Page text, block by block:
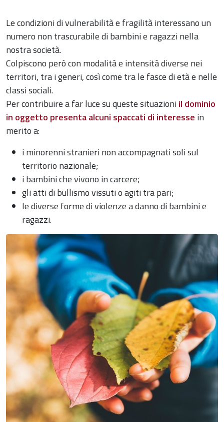
Le condizioni di vulnerabilità e fragilità interessano un
numero non trascurabile di bambini e ragazzi nella
nostra società.
Colpiscono però con modalità e intensità diverse nei
territori, tra i generi, così come tra le fasce di età e nelle
classi sociali.
Per contribuire a far luce su queste situazioniil dominio
in oggetto presenta alcuni spaccati di interesse in
merito a:
i minorenni stranieri non accompagnati soli sul
territorio nazionale;
i bambini che vivono in carcere;
gli atti di bullismo vissuti o agiti tra pari;
le diverse forme di violenze a danno di bambini e
ragazzi.